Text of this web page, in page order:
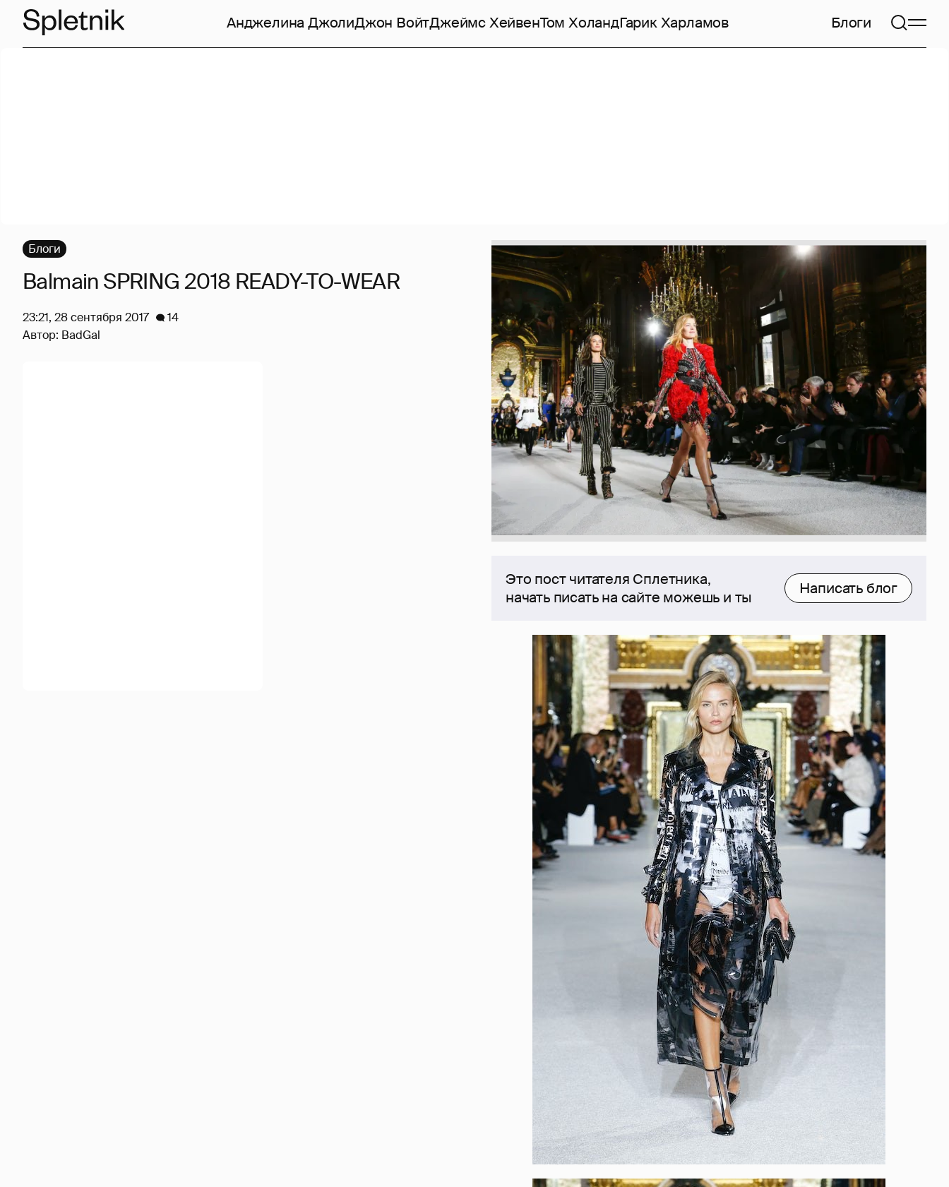
Анджелина ДжолиДжон ВойтДжеймс ХейвенТом ХоландГарик Харламов Блоги
Это пост читателя Сплетника,
начать писать на сайте можешь и ты
Написать блог
Блоги
Balmain SPRING 2018 READY-TO-WEAR
23:21, 28 сентября 2017
14
Автор: BadGal